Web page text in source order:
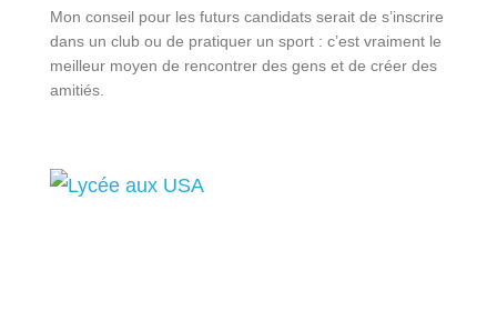
Mon conseil pour les futurs candidats serait de s’inscrire
dans un club ou de pratiquer un sport : c’est vraiment le
meilleur moyen de rencontrer des gens et de créer des
amitiés.